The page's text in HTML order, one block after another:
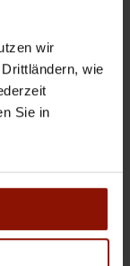
wir
wie
Sie in
klicken
und